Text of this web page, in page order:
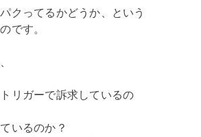
クってるかどうか、という
です。
リガーで訴求しているの
いるのか？